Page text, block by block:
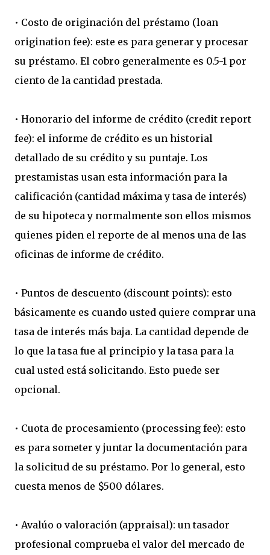
• Costo de originación del préstamo (loan
origination fee): este es para generar y procesar
su préstamo. El cobro generalmente es 0.5-1 por
ciento de la cantidad prestada.
• Honorario del informe de crédito (credit report
fee): el informe de crédito es un historial
detallado de su crédito y su puntaje. Los
prestamistas usan esta información para la
calificación (cantidad máxima y tasa de interés)
de su hipoteca y normalmente son ellos mismos
quienes piden el reporte de al menos una de las
oficinas de informe de crédito.
• Puntos de descuento (discount points): esto
básicamente es cuando usted quiere comprar una
tasa de interés más baja. La cantidad depende de
lo que la tasa fue al principio y la tasa para la
cual usted está solicitando. Esto puede ser
opcional.
• Cuota de procesamiento (processing fee): esto
es para someter y juntar la documentación para
la solicitud de su préstamo. Por lo general, esto
cuesta menos de $500 dólares.
• Avalúo o valoración (appraisal): un tasador
profesional comprueba el valor del mercado de